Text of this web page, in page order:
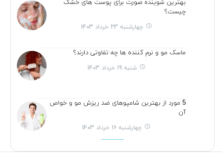
بهترین شوینده صورت برای پوست های خشک
چیست؟
چهارشنبه 23 خرداد 1403
ماسک مو و نرم کننده ها چه تفاوتی دارند؟
شنبه 19 خرداد 1403
5 مورد از بهترین شامپوهای ضد ریزش مو و خواص
آن
چهارشنبه 16 خرداد 1403